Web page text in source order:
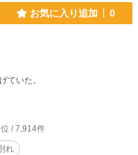
お気に入り追加 0
ていた。
位 / 7,914件
れ